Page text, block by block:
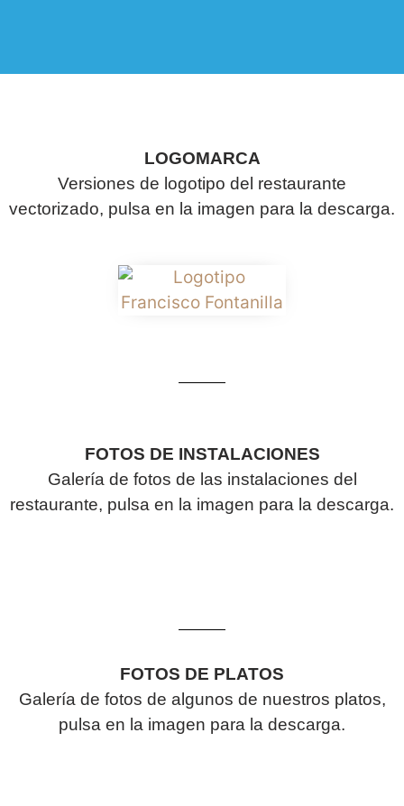
LOGOMARCA
Versiones de logotipo del restaurante
vectorizado, pulsa en la imagen para la descarga.
FOTOS DE INSTALACIONES
Galería de fotos de las instalaciones del
restaurante, pulsa en la imagen para la descarga.
FOTOS DE PLATOS
Galería de fotos de algunos de nuestros platos,
pulsa en la imagen para la descarga.